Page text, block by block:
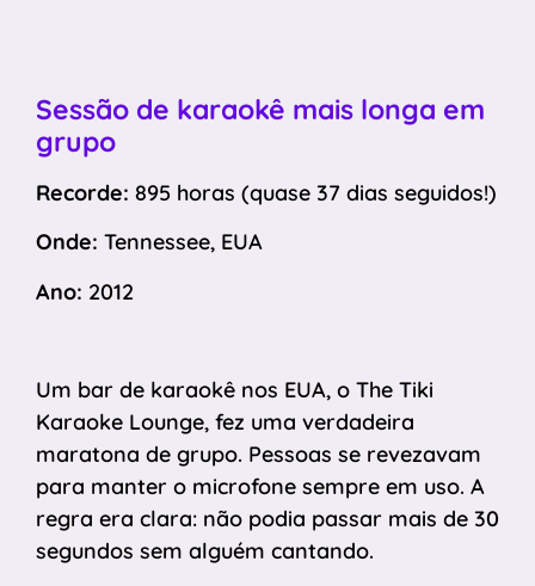
Sessão de karaokê mais longa em
grupo
Recorde: 895 horas (quase 37 dias seguidos!)
Onde: Tennessee, EUA
Ano: 2012
Um bar de karaokê nos EUA, o The Tiki
Karaoke Lounge, fez uma verdadeira
maratona de grupo. Pessoas se revezavam
para manter o microfone sempre em uso. A
regra era clara: não podia passar mais de 30
segundos sem alguém cantando.